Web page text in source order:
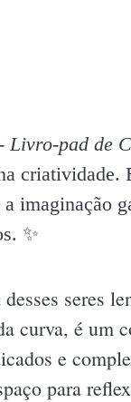
Livro-pad de
criatividade.
imaginação
✨️
seres
curva, é um
e
para